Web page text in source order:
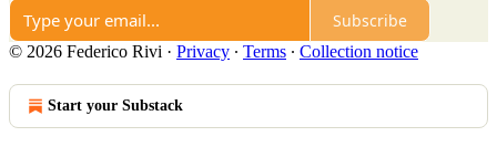
Subscribe
© 2026 Federico Rivi · Privacy ∙ Terms ∙ Collection notice
Start your Substack